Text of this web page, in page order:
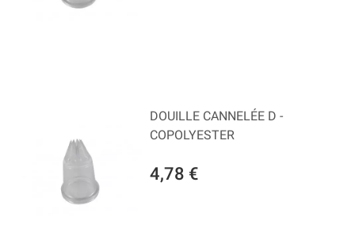
4,78 €
DOUILLE CANNELÉE D -
COPOLYESTER